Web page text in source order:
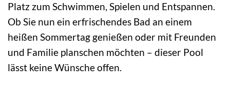
Platz zum Schwimmen, Spielen und Entspannen.
Ob Sie nun ein erfrischendes Bad an einem
heißen Sommertag genießen oder mit Freunden
und Familie planschen möchten – dieser Pool
lässt keine Wünsche offen.